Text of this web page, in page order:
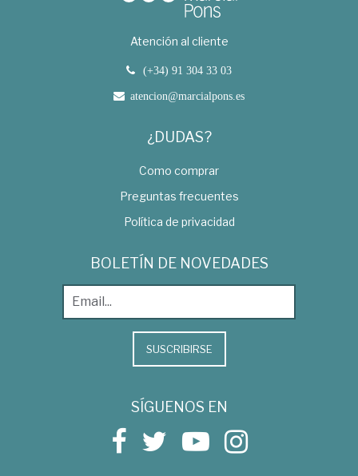
Atención al cliente
(+34) 91 304 33 03
atencion@marcialpons.es
¿DUDAS?
Como comprar
Preguntas frecuentes
Política de privacidad
BOLETÍN DE NOVEDADES
SUSCRIBIRSE
SÍGUENOS EN